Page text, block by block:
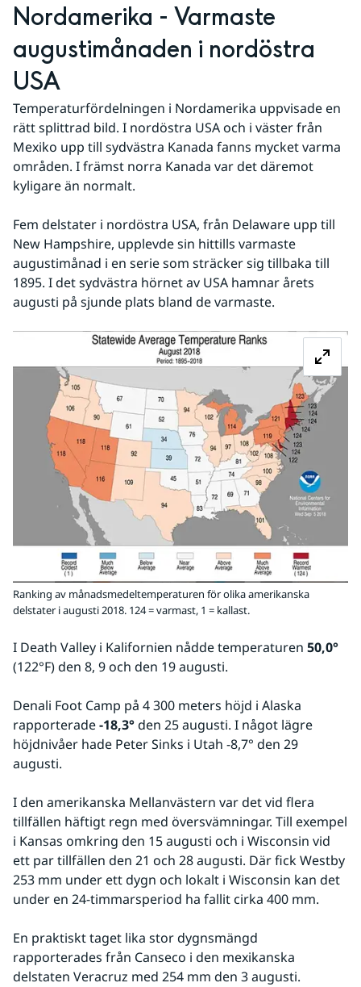
Nordamerika - Varmaste
augustimånaden i nordöstra
USA
Temperaturfördelningen i Nordamerika uppvisade en
rätt splittrad bild. I nordöstra USA och i väster från
Mexiko upp till sydvästra Kanada fanns mycket varma
områden. I främst norra Kanada var det däremot
kyligare än normalt.
Fem delstater i nordöstra USA, från Delaware upp till
New Hampshire, upplevde sin hittills varmaste
augustimånad i en serie som sträcker sig tillbaka till
1895. I det sydvästra hörnet av USA hamnar årets
augusti på sjunde plats bland de varmaste.
Ranking av månadsmedeltemperaturen för olika amerikanska
delstater i augusti 2018. 124 = varmast, 1 = kallast.
I Death Valley i Kalifornien nådde temperaturen 50,0°
(122°F) den 8, 9 och den 19 augusti.
Denali Foot Camp på 4 300 meters höjd i Alaska
rapporterade -18,3° den 25 augusti. I något lägre
höjdnivåer hade Peter Sinks i Utah -8,7° den 29
augusti.
I den amerikanska Mellanvästern var det vid flera
tillfällen häftigt regn med översvämningar. Till exempel
i Kansas omkring den 15 augusti och i Wisconsin vid
ett par tillfällen den 21 och 28 augusti. Där fick Westby
253 mm under ett dygn och lokalt i Wisconsin kan det
under en 24-timmarsperiod ha fallit cirka 400 mm.
En praktiskt taget lika stor dygnsmängd
rapporterades från Canseco i den mexikanska
delstaten Veracruz med 254 mm den 3 augusti.